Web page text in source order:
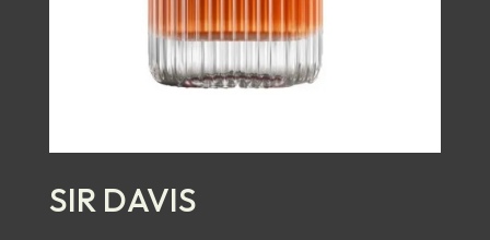
SIR DAVIS